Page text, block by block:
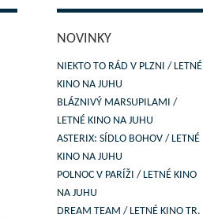
NOVINKY
NIEKTO TO RÁD V PLZNI / LETNÉ
KINO NA JUHU
BLÁZNIVÝ MARSUPILAMI /
LETNÉ KINO NA JUHU
ASTERIX: SÍDLO BOHOV / LETNÉ
KINO NA JUHU
POLNOC V PARÍŽI / LETNÉ KINO
NA JUHU
DREAM TEAM / LETNÉ KINO TR.